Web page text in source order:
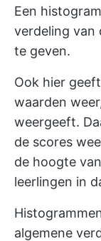
Een
verdeling van
te geven.
Ook hier
waarden
weergeeft.
de scores
de hoogte
leerlingen in
algemene